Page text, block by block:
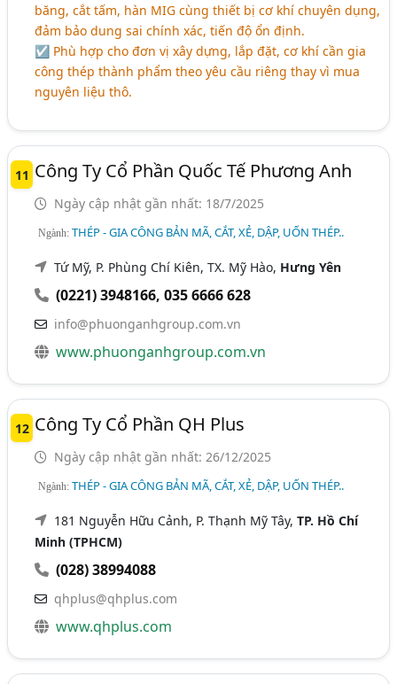
băng, cắt tấm, hàn MIG cùng thiết bị cơ khí chuyên dụng,
đảm bảo dung sai chính xác, tiến độ ổn định.
☑ Phù hợp cho đơn vị xây dựng, lắp đặt, cơ khí cần gia
công thép thành phẩm theo yêu cầu riêng thay vì mua
nguyên liệu thô.
11 Công Ty Cổ Phần Quốc Tế Phương Anh
Ngày cập nhật gần nhất: 18/7/2025
Ngành:THÉP - GIA CÔNG BẢN MÃ, CẮT, XẺ, DẬP, UỐN THÉP..
Tứ Mỹ, P. Phùng Chí Kiên, TX. Mỹ Hào, Hưng Yên
(0221) 3948166,035 6666 628
info@phuonganhgroup.com.vn
www.phuonganhgroup.com.vn
12 Công Ty Cổ Phần QH Plus
Ngày cập nhật gần nhất: 26/12/2025
Ngành:THÉP - GIA CÔNG BẢN MÃ, CẮT, XẺ, DẬP, UỐN THÉP..
181 Nguyễn Hữu Cảnh, P. Thạnh Mỹ Tây,TP. Hồ Chí
Minh (TPHCM)
(028) 38994088
qhplus@qhplus.com
www.qhplus.com